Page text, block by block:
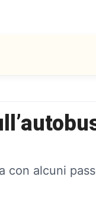
con alcuni